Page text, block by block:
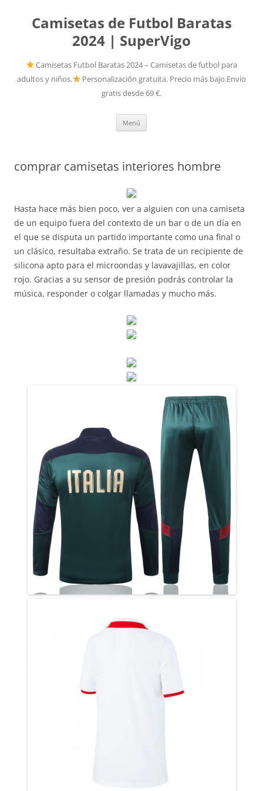
Camisetas de Futbol Baratas
2024 | SuperVigo
Camisetas Futbol Baratas 2024 – Camisetas de futbol para
adultos y niños.
Personalización gratuita. Precio más bajo.Envío
gratis desde 69 €.
Menú
comprar camisetas interiores hombre
Hasta hace más bien poco, ver a alguien con una camiseta
de un equipo fuera del contexto de un bar o de un día en
el que se disputa un partido importante como una final o
un clásico, resultaba extraño. Se trata de un recipiente de
silicona apto para el microondas y lavavajillas, en color
rojo. Gracias a su sensor de presión podrás controlar la
música, responder o colgar llamadas y mucho más.